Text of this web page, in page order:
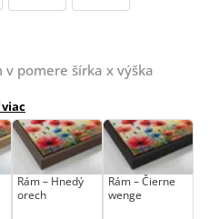
pomere šírka x výška
Rám – Hnedý
orech
Rám – Čierne
wenge